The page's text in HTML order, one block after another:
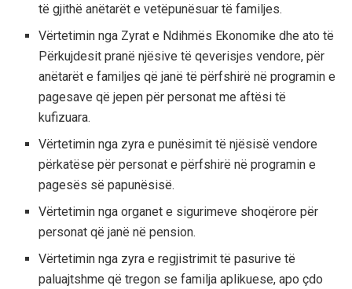
të gjithë anëtarët e vetëpunësuar të familjes.
Vërtetimin nga Zyrat e Ndihmës Ekonomike dhe ato të
Përkujdesit pranë njësive të qeverisjes vendore, për
anëtarët e familjes që janë të përfshirë në programin e
pagesave që jepen për personat me aftësi të
kufizuara.
Vërtetimin nga zyra e punësimit të njësisë vendore
përkatëse për personat e përfshirë në programin e
pagesës së papunësisë.
Vërtetimin nga organet e sigurimeve shoqërore për
personat që janë në pension.
Vërtetimin nga zyra e regjistrimit të pasurive të
paluajtshme që tregon se familja aplikuese, apo çdo